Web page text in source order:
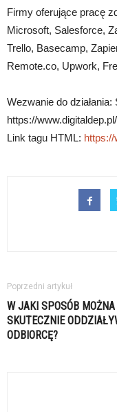
Firmy oferujące pracę
Microsoft, Salesforce,
Trello, Basecamp,
Remote.co, Upwork,
Wezwanie do
https://
Link tagu HTML: https://
Poprzedni artykuł
W JAKI SPOSÓB MOŻNA
SKUTECZNIE
ODBIORCĘ?